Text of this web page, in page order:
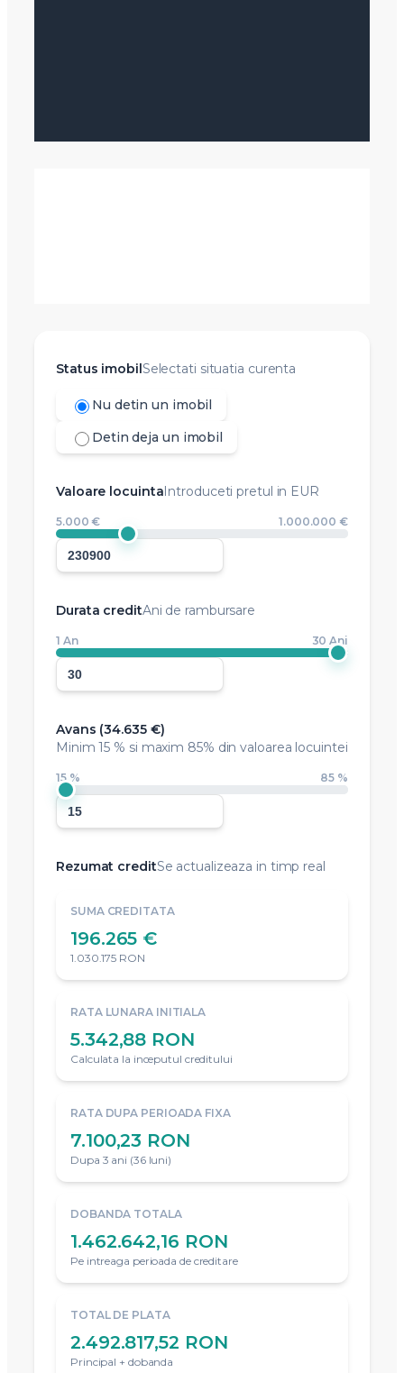
Status imobilSelectati situatia curenta
Nu detin un imobil
Detin deja un imobil
Valoare locuintaIntroduceti pretul in EUR
5.000 € 1.000.000 €
Durata creditAni de rambursare
1 An 30 Ani
Avans (34.635 €)
Minim15 % si maxim 85% din valoarea locuintei
15 % 85 %
Rezumat creditSe actualizeaza in timp real
SUMA CREDITATA
196.265 €
1.030.175 RON
RATA LUNARA INITIALA
5.342,88 RON
Calculata la inceputul creditului
RATA DUPA PERIOADA FIXA
7.100,23 RON
Dupa 3 ani (36 luni)
DOBANDA TOTALA
1.462.642,16 RON
Pe intreaga perioada de creditare
TOTAL DE PLATA
2.492.817,52 RON
Principal + dobanda